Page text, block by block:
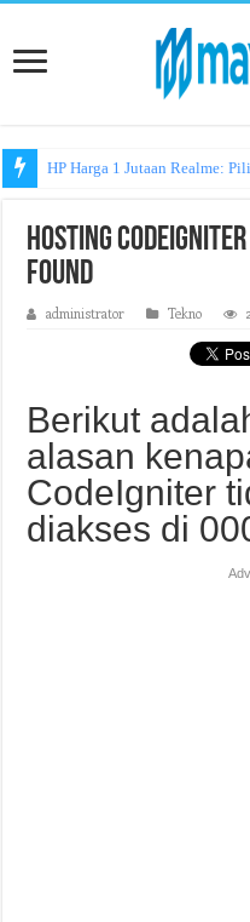
HP Harga 1 Jutaan Realme:
Hosting
found
administrator Tekno
Berikut
alasan
CodeIgniter
diakses di